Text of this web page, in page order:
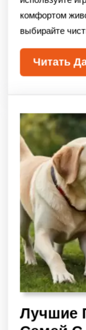
комфортом
выбирайте
Читать
Лучшие